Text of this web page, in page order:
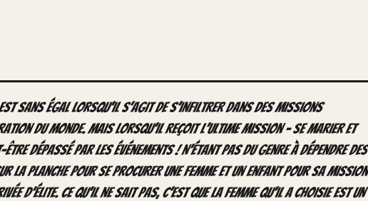
sans égal lorsqu’il s’agit de s’infiltrer dans des missions
du monde. Mais lorsqu’il reçoit l’ultime mission – se marier et
dépassé par les événements ! N’étant pas du genre à dépendre des
la planche pour se procurer une femme et un enfant pour sa mission
d’élite. Ce qu’il ne sait pas, c’est que la femme qu’il a choisie est un